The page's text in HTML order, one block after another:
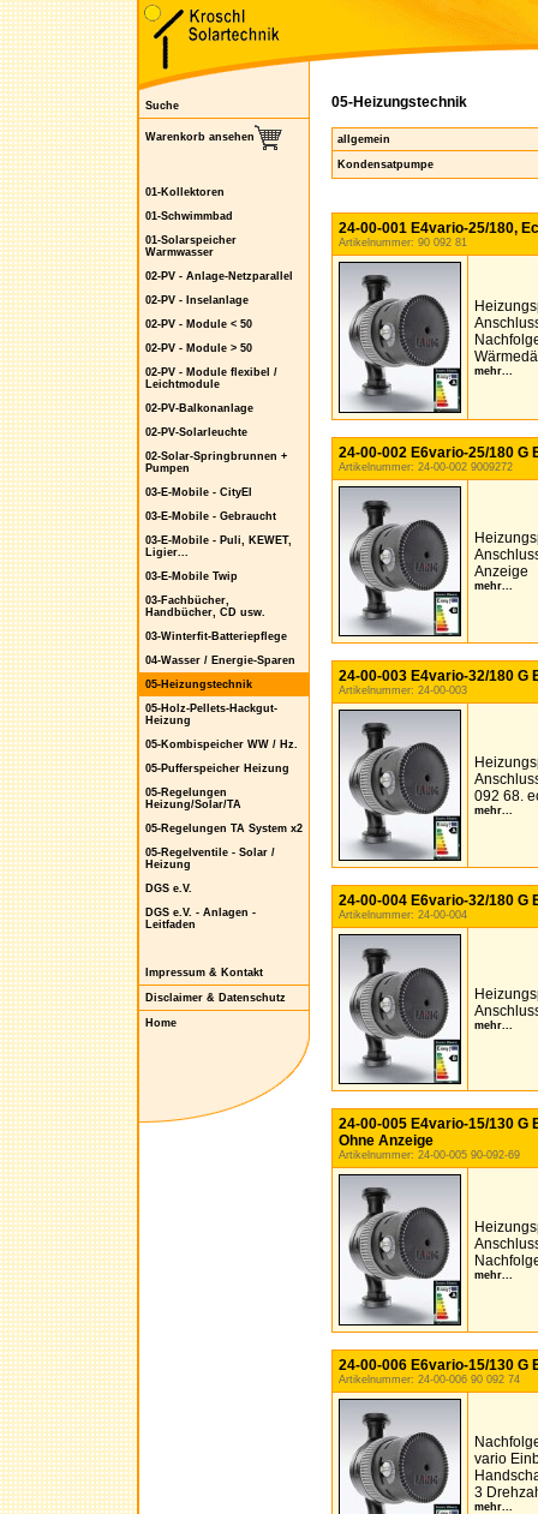
Suche
Warenkorb ansehen
01-Kollektoren
01-Schwimmbad
01-Solarspeicher
Warmwasser
02-PV - Anlage-Netzparallel
02-PV - Inselanlage
02-PV - Module < 50
02-PV - Module > 50
02-PV - Module flexibel /
Leichtmodule
02-PV-Balkonanlage
02-PV-Solarleuchte
02-Solar-Springbrunnen +
Pumpen
03-E-Mobile - CityEl
03-E-Mobile - Gebraucht
03-E-Mobile - Puli, KEWET,
Ligier...
03-E-Mobile Twip
03-Fachbücher,
Handbücher, CD usw.
03-Winterfit-Batteriepflege
04-Wasser / Energie-Sparen
05-Heizungstechnik
05-Holz-Pellets-Hackgut-
Heizung
05-Kombispeicher WW / Hz.
05-Pufferspeicher Heizung
05-Regelungen
Heizung/Solar/TA
05-Regelungen TA System x2
05-Regelventile - Solar /
Heizung
DGS e.V.
DGS e.V. - Anlagen -
Leitfaden
Impressum & Kontakt
Disclaimer & Datenschutz
Home
05-Heizungstechnik
allgemein
Kondensatpumpe
24-00-001 E4vario-25/180,
Artikelnummer: 90 092 81
mehr...
24-00-002 E6vario-25/180
Artikelnummer: 24-00-002 9009272
Anzeige
mehr...
24-00-003 E4vario-32/180
Artikelnummer: 24-00-003
092 68.
mehr...
24-00-004 E6vario-32/180
Artikelnummer: 24-00-004
mehr...
24-00-005 E4vario-15/130
Ohne Anzeige
Artikelnummer: 24-00-005 90-092-69
mehr...
24-00-006 E6vario-15/130
Artikelnummer: 24-00-006 90 092 74
vario
3
mehr...